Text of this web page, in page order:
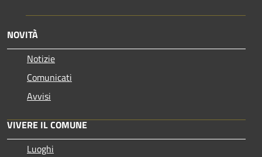
NOVITÀ
Notizie
Comunicati
Avvisi
VIVERE IL COMUNE
Luoghi